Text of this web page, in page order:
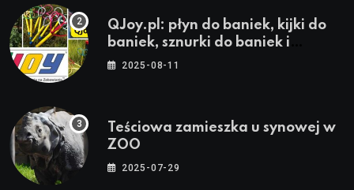
QJoy.pl: płyn do baniek, kijki do
baniek, sznurki do baniek i
zestawy do baniek
2025-08-11
Teściowa zamieszka u synowej w
ZOO
2025-07-29